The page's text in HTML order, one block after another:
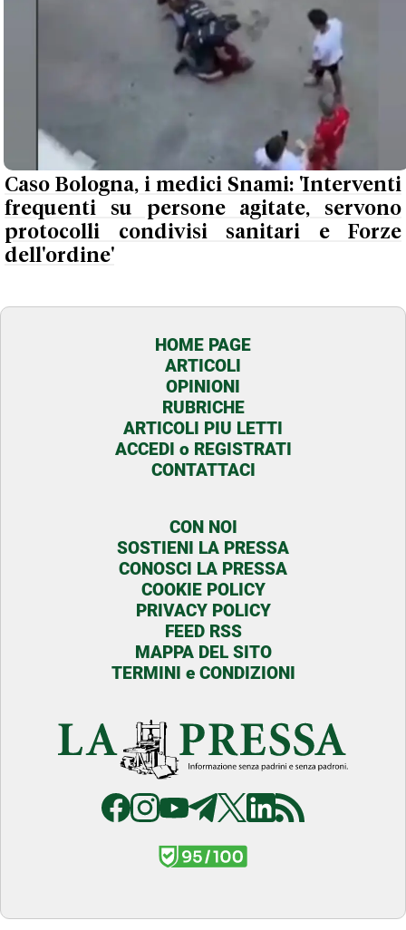
Caso Bologna, i medici Snami: 'Interventi
frequenti su persone agitate, servono
protocolli condivisi sanitari e Forze
dell'ordine'
HOME PAGE
ARTICOLI
OPINIONI
RUBRICHE
ARTICOLI PIU LETTI
ACCEDI o REGISTRATI
CONTATTACI
CON NOI
SOSTIENI LA PRESSA
CONOSCI LA PRESSA
COOKIE POLICY
PRIVACY POLICY
FEED RSS
MAPPA DEL SITO
TERMINI e CONDIZIONI